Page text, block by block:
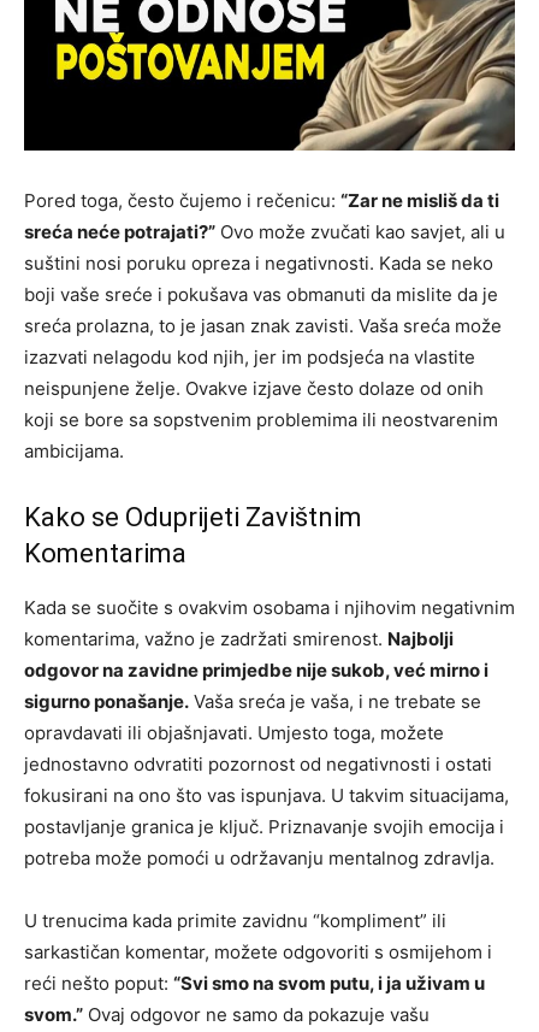
Pored toga, često čujemo i rečenicu: “Zar ne misliš da ti
sreća neće potrajati?” Ovo može zvučati kao savjet, ali u
suštini nosi poruku opreza i negativnosti. Kada se neko
boji vaše sreće i pokušava vas obmanuti da mislite da je
sreća prolazna, to je jasan znak zavisti. Vaša sreća može
izazvati nelagodu kod njih, jer im podsjeća na vlastite
neispunjene želje. Ovakve izjave često dolaze od onih
koji se bore sa sopstvenim problemima ili neostvarenim
ambicijama.
Kako se Oduprijeti Zavištnim
Komentarima
Kada se suočite s ovakvim osobama i njihovim negativnim
komentarima, važno je zadržati smirenost. Najbolji
odgovor na zavidne primjedbe nije sukob, već mirno i
sigurno ponašanje. Vaša sreća je vaša, i ne trebate se
opravdavati ili objašnjavati. Umjesto toga, možete
jednostavno odvratiti pozornost od negativnosti i ostati
fokusirani na ono što vas ispunjava. U takvim situacijama,
postavljanje granica je ključ. Priznavanje svojih emocija i
potreba može pomoći u održavanju mentalnog zdravlja.
U trenucima kada primite zavidnu “kompliment” ili
sarkastičan komentar, možete odgovoriti s osmijehom i
reći nešto poput: “Svi smo na svom putu, i ja uživam u
svom.” Ovaj odgovor ne samo da pokazuje vašu